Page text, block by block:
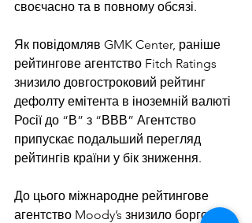
своєчасно та в повному обсязі.
Як повідомляв GMK Center, раніше
рейтингове агентство Fitch Ratings
знизило довгостроковий рейтинг
дефолту емітента в іноземній валюті
Росії до “В” з “ВВВ” Агентство
припускає подальший перегляд
рейтингів країни у бік зниження.
До цього міжнародне рейтингове
агентство Moody’s знизило боргові